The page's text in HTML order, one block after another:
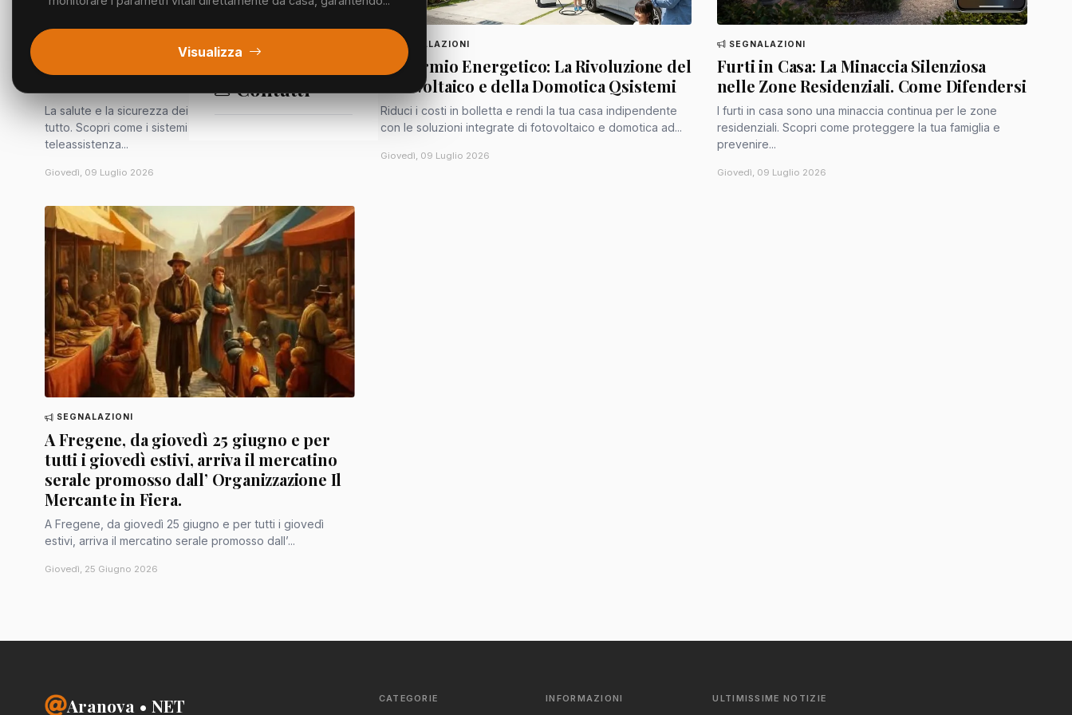
Segnalazioni
Contatti
La salute e la sicurezza dei tuoi cari vengono prima di
tutto. Scopri come i sistemi di telemedicina e
teleassistenza...
Giovedì, 09 Luglio 2026
SEGNALAZIONI
Risparmio Energetico: La Rivoluzione del
Fotovoltaico e della Domotica Qsistemi
Riduci i costi in bolletta e rendi la tua casa indipendente
con le soluzioni integrate di fotovoltaico e domotica ad...
Giovedì, 09 Luglio 2026
SEGNALAZIONI
Furti in Casa: La Minaccia Silenziosa
nelle Zone Residenziali. Come Difendersi
I furti in casa sono una minaccia continua per le zone
residenziali. Scopri come proteggere la tua famiglia e
prevenire...
Giovedì, 09 Luglio 2026
SEGNALAZIONI
A Fregene, da giovedì 25 giugno e per
tutti i giovedì estivi, arriva il mercatino
serale promosso dall’ Organizzazione Il
Mercante in Fiera.
A Fregene, da giovedì 25 giugno e per tutti i giovedì
estivi, arriva il mercatino serale promosso dall’...
Giovedì, 25 Giugno 2026
Visualizza
Aranova • NET CATEGORIE INFORMAZIONI ULTIMISSIME NOTIZIE